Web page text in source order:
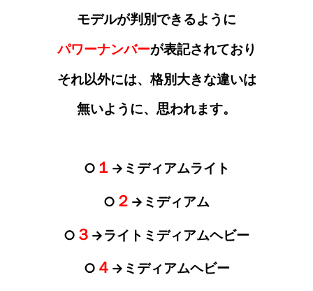
モデルが判別できるように
パワーナンバーが表記されており
それ以外には、格別大きな違いは
無いように、思われます。
○ １ →ミディアムライト
○ ２ →ミディアム
○ ３ →ライトミディアムヘビー
○ ４ →ミディアムヘビー